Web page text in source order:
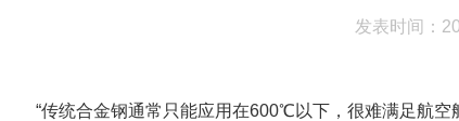
发表时间：
“传统合金钢通常只能应用在600℃以下，很难满足航